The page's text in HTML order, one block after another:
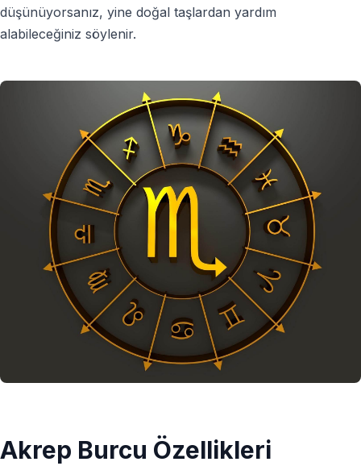
düşünüyorsanız, yine doğal taşlardan yardım
alabileceğiniz söylenir.
Akrep Burcu Özellikleri